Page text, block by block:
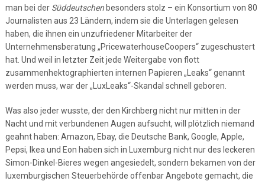
man bei der Süddeutschenbesonders stolz – ein Konsortium von 80
Journalisten aus 23 Ländern, indem sie die Unterlagen gelesen
haben, die ihnen ein unzufriedener Mitarbeiter der
Unternehmensberatung „PricewaterhouseCoopers“ zugeschustert
hat. Und weil in letzter Zeit jede Weitergabe von flott
zusammenhektographierten internen Papieren „Leaks“ genannt
werden muss, war der „LuxLeaks“-Skandal schnell geboren.
Was also jeder wusste, der den Kirchberg nicht nur mitten in der
Nacht und mit verbundenen Augen aufsucht, will plötzlich niemand
geahnt haben: Amazon, Ebay, die Deutsche Bank, Google, Apple,
Pepsi, Ikea und Eon haben sich in Luxemburg nicht nur des leckeren
Simon-Dinkel-Bieres wegen angesiedelt, sondern bekamen von der
luxemburgischen Steuerbehörde offenbar Angebote gemacht, die